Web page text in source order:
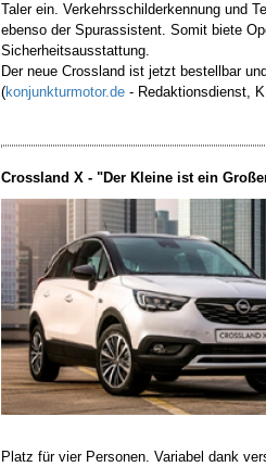
Taler ein. Verkehrsschilderkennung und
ebenso der Spurassistent. Somit biete
Sicherheitsausstattung.
Der neue Crossland ist jetzt bestellbar
(konjunkturmotor.de- Redaktionsdienst,
Crossland X - "Der Kleine ist ein
Platz für vier Personen. Variabel dank